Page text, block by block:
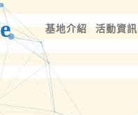
基地介紹 活動資訊